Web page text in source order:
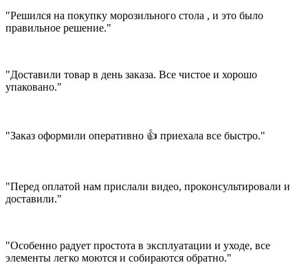
"Решился на покупку морозильного стола , и это было
правильное решение."
"Доставили товар в день заказа. Все чистое и хорошо
упаковано."
"Заказ оформили оперативно 👍 приехала все быстро."
"Перед оплатой нам прислали видео, проконсультировали и
доставили."
"Особенно радует простота в эксплуатации и уходе, все
элементы легко моются и собираются обратно."